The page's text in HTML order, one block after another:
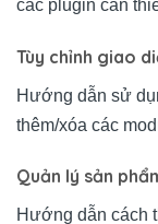
các plugin cần
Tùy chỉnh giao
Hướng dẫn sử
thêm/xóa các
Quản lý sản
Hướng dẫn cách